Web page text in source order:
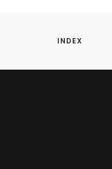
INDEX